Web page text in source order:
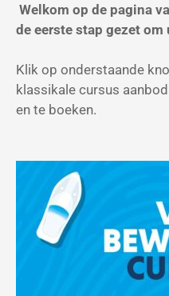
Welkom op de pagina
de eerste stap gezet om
Klik op onderstaande
klassikale cursus
en te boeken.